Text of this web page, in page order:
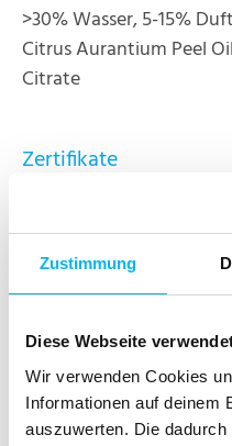
Zustimmung
Diese Webseite
Wir verwenden Cookies
Informationen auf deinem
auszuwerten. Die
>30% Wasser, 5-15%
Citrus Aurantium Peel
Citrate
Zertifikate
Das Produkt ist
NCP und ist bei der
registriert. Weitere
Zertifizierungen findest